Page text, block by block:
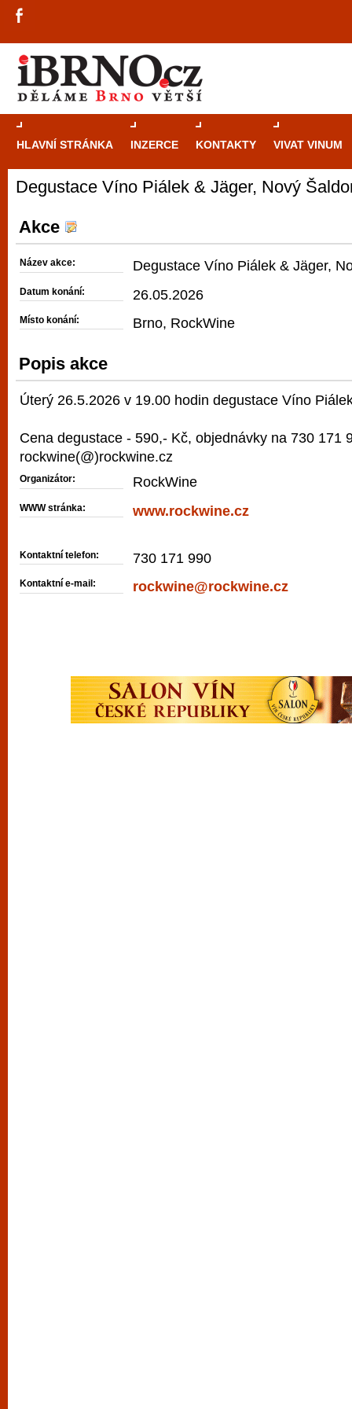
HLAVNÍ STRÁNKA INZERCE KONTAKTY VIVAT VINUM
Degustace Víno Piálek & Jäger, Nový
Akce
Název akce: Degustace Víno Piálek & Jäger,
Datum konání: 26.05.2026
Místo konání: Brno, RockWine
Popis akce
Úterý 26.5.2026 v 19.00 hodin degustace Víno
Cena degustace - 590,- Kč, objednávky na 730 171
rockwine(@)rockwine.cz
Organizátor: RockWine
WWW stránka: www.rockwine.cz
Kontaktní telefon: 730 171 990
Kontaktní e-mail: rockwine@rockwine.cz
Průvodce
automaty
restaurace,
vyzkoušet různé kasinové hry. V
metropoli naleznete širokou nabídku her
po moderní automaty jak pro pravidelné
příležitostné hráče. V...